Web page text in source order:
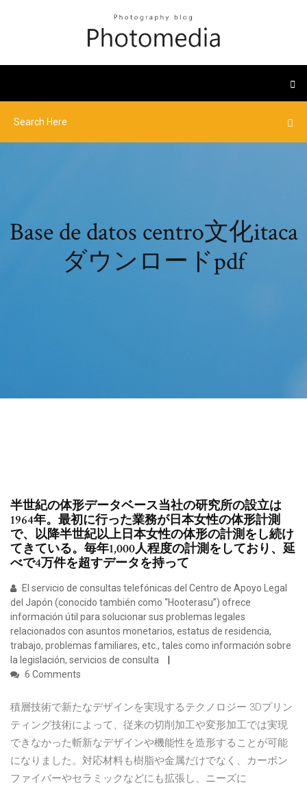
Base de datos centro文化itaca
ダウンロードpdf
半世紀の体形データベース当社の研究所の設立は
1964年。最初に行った業務が日本女性の体形計測
で、以降半世紀以上日本女性の体形の計測をし続け
てきている。毎年1,000人程度の計測をしており、延
べで4万件を超すデータを持って
El servicio de consultas telefónicas del Centro de Apoyo Legal
del Japón (conocido también como “Hooterasu”) ofrece
información útil para solucionar sus problemas legales
relacionados con asuntos monetarios, estatus de residencia,
trabajo, problemas familiares, etc., tales como información sobre
la legislación, servicios de consulta
6 Comments
積層技術で新たなデザインを実現するテクノロジー 3Dプリン
ティング技術によって、従来の切削加工や変形加工では実現
できなかった斬新なデザインや機能性を造形することが可能
になりました。対応材料も樹脂や金属だけでなく、カーボン
ファイバーやセラミックなどにも拡張し、ニーズに